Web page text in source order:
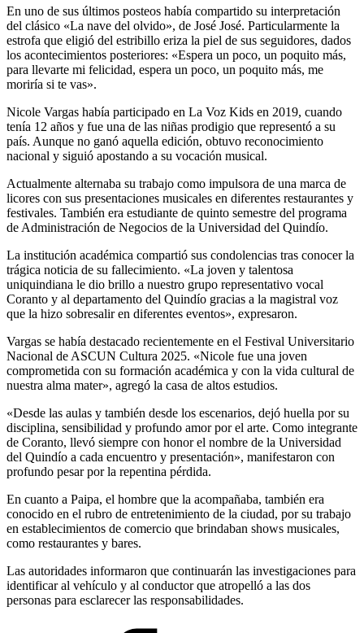
En uno de sus últimos posteos había compartido su interpretación
del clásico «La nave del olvido», de José José. Particularmente la
estrofa que eligió del estribillo eriza la piel de sus seguidores, dados
los acontecimientos posteriores: «Espera un poco, un poquito más,
para llevarte mi felicidad, espera un poco, un poquito más, me
moriría si te vas».
Nicole Vargas había participado en La Voz Kids en 2019, cuando
tenía 12 años y fue una de las niñas prodigio que representó a su
país. Aunque no ganó aquella edición, obtuvo reconocimiento
nacional y siguió apostando a su vocación musical.
Actualmente alternaba su trabajo como impulsora de una marca de
licores con sus presentaciones musicales en diferentes restaurantes y
festivales. También era estudiante de quinto semestre del programa
de Administración de Negocios de la Universidad del Quindío.
La institución académica compartió sus condolencias tras conocer la
trágica noticia de su fallecimiento. «La joven y talentosa
uniquindiana le dio brillo a nuestro grupo representativo vocal
Coranto y al departamento del Quindío gracias a la magistral voz
que la hizo sobresalir en diferentes eventos», expresaron.
Vargas se había destacado recientemente en el Festival Universitario
Nacional de ASCUN Cultura 2025. «Nicole fue una joven
comprometida con su formación académica y con la vida cultural de
nuestra alma mater», agregó la casa de altos estudios.
«Desde las aulas y también desde los escenarios, dejó huella por su
disciplina, sensibilidad y profundo amor por el arte. Como integrante
de Coranto, llevó siempre con honor el nombre de la Universidad
del Quindío a cada encuentro y presentación», manifestaron con
profundo pesar por la repentina pérdida.
En cuanto a Paipa, el hombre que la acompañaba, también era
conocido en el rubro de entretenimiento de la ciudad, por su trabajo
en establecimientos de comercio que brindaban shows musicales,
como restaurantes y bares.
Las autoridades informaron que continuarán las investigaciones para
identificar al vehículo y al conductor que atropelló a las dos
personas para esclarecer las responsabilidades.